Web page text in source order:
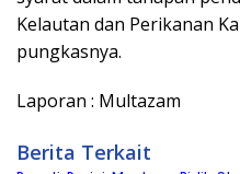
Kelautan dan Perikanan
pungkasnya.
Laporan : Multazam
Berita Terkait